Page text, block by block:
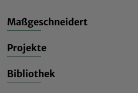
Maßgeschneidert
Projekte
Bibliothek